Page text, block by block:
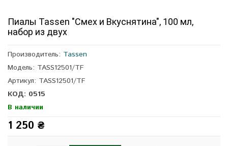
Пиалы Tassen "Смех и Вкуснятина", 100 мл,
набор из двух
Производитель: Tassen
Модель: TASS12501/TF
Артикул: TASS12501/TF
КОД: 0515
В наличии
1 250 ₴